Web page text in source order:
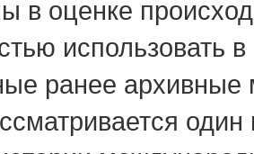
в оценке
использовать
ранее